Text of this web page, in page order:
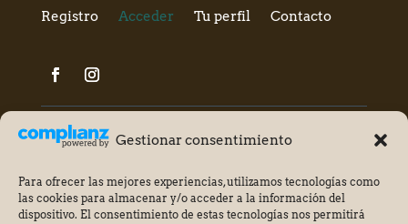
Gestionar consentimiento
Para ofrecer las mejores experiencias, utilizamos tecnologías como
las cookies para almacenar y/o acceder a la información del
dispositivo. El consentimiento de estas tecnologías nos permitirá
Registro
Acceder Tu perfil Contacto